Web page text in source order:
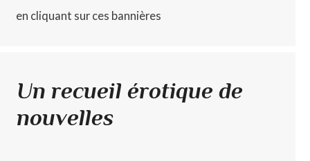
en cliquant sur ces bannières
Un recueil érotique de
nouvelles